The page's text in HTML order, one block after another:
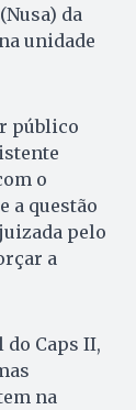
da
unidade
público
o
a questão
pelo
a
Caps II,
na